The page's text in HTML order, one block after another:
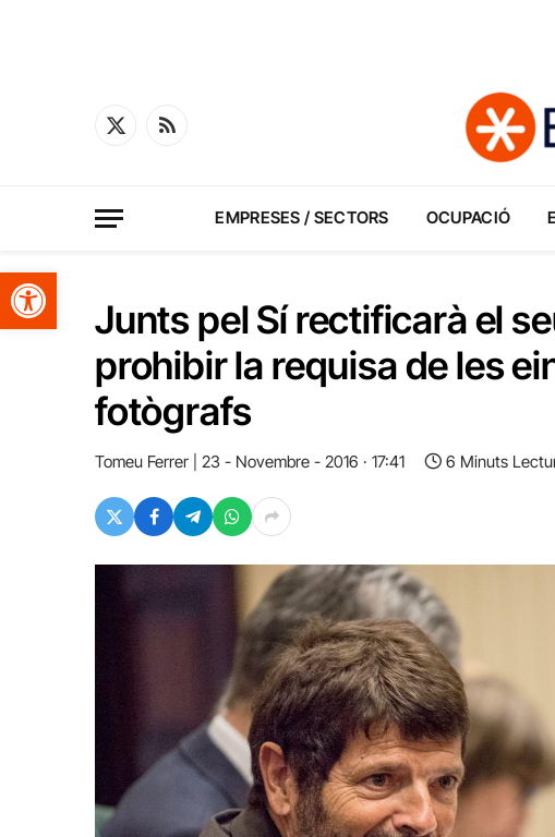
Obre la barra d'eines
X
RSS
EMPRESES / SECTORS OCUPACIÓ
Junts pel Sí rectificarà el
prohibir la requisa de les
fotògrafs
Tomeu Ferrer 23 - Novembre - 2016 · 17:41 6 Minuts